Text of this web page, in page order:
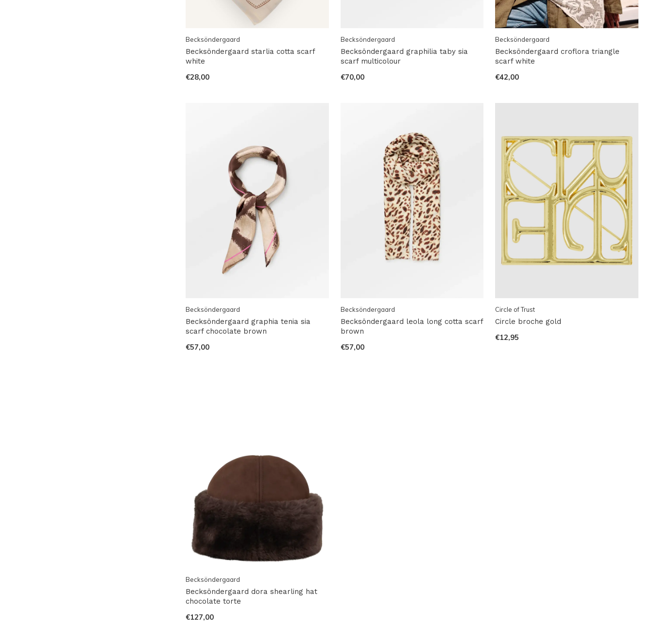
Becksöndergaard
Becksöndergaard starlia cotta scarf
white
€28,00
Becksöndergaard
Becksöndergaard graphilia taby sia
scarf multicolour
€70,00
Becksöndergaard
Becksöndergaard croflora triangle
scarf white
€42,00
Becksöndergaard
Becksöndergaard graphia tenia sia
scarf chocolate brown
€57,00
Becksöndergaard
Becksöndergaard leola long cotta scarf
brown
€57,00
Circle of Trust
Circle broche gold
€12,95
Becksöndergaard
Becksöndergaard dora shearling hat
chocolate torte
€127,00